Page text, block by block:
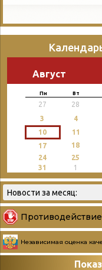
Август
Пн Вт
27 28
3 4
10
11
17
18
24 25
31
1
Независимая оценка